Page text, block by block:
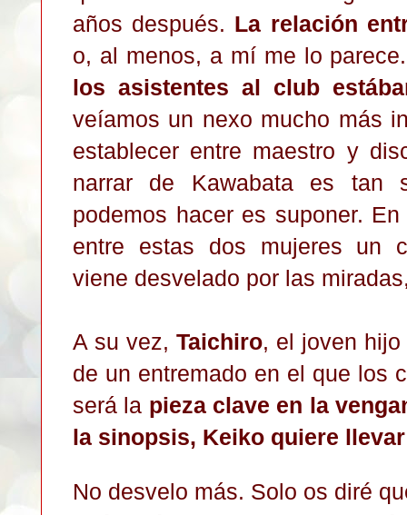
años después. La relación
o, al menos, a mí me lo
los asistentes al club
veíamos un nexo mucho más
establecer entre maestro y
narrar de Kawabata es tan
podemos hacer es suponer.
entre estas dos mujeres un
viene desvelado por las
A su vez,Taichiro, el joven
de un entremado en el que los
será la pieza clave en la
la sinopsis, Keiko quiere
No desvelo más. Solo os diré